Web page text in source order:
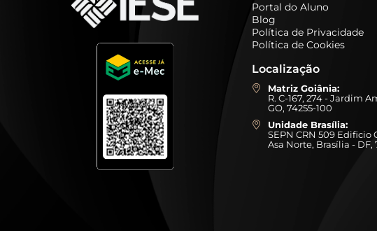
Portal do Aluno
Blog
Política de Privacidade
Política de Cookies
Localização
Matriz Goiânia:
R. C-167, 274 - Jardim
GO, 74255-100
Unidade Brasília:
SEPN CRN 509 Edificio
Asa Norte, Brasília - DF,